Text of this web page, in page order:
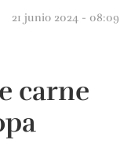
21 junio 2024 - 08:09
carne